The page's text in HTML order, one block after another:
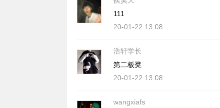
111
20-01-22 13:08
浩轩学长
第二板凳
20-01-22 13:08
wangxiafs